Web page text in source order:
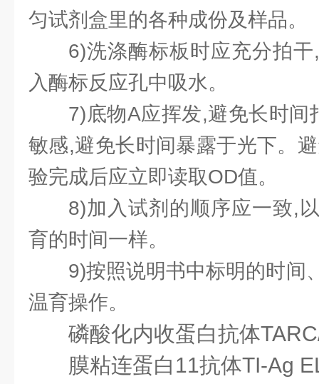
匀试剂盒里的各种成份及样品。
6)洗涤酶标板时应充分拍
入酶标反应孔中吸水。
7)底物A应挥发,避免长时间
敏感,避免长时间暴露于光下。
验完成后应立即读取OD值。
8)加入试剂的顺序应一致,
育的时间一样。
9)按照说明书中标明的时间
温育操作。
磷酸化内收蛋白抗体
膜粘连蛋白11抗体TI-Ag